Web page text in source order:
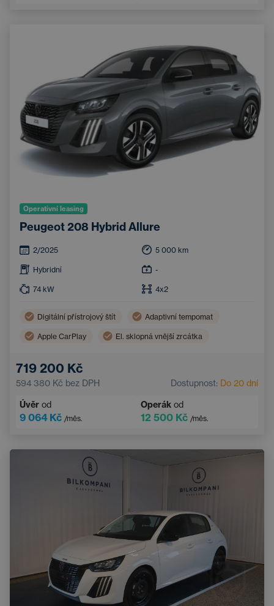
Operativní leasing
Peugeot 208 Hybrid Allure
2/2025 5 000 km
Hybridní -
74 kW 4x2
Digitální přístrojový štít Adaptivní tempomat
Apple CarPlay El. sklopná vnější zrcátka
Bezdrátové nabíjení mobilního telefonu
Bezklíčový start Dotykový displej
719 200 Kč
594 380 Kč bez DPH Dostupnost: Do 20 dní
Úvěr od
9 064 Kč /měs.
Operák od
12 500 Kč /měs.